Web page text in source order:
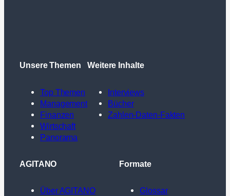
Unsere Themen
Top Themen
Management
Finanzen
Wirtschaft
Panorama
Weitere Inhalte
Interviews
Bücher
Zahlen-Daten-Fakten
AGITANO
Über AGITANO
Formate
Glossar